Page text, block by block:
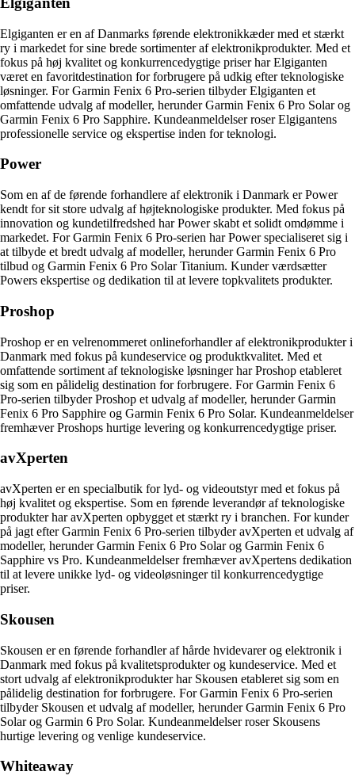
Elgiganten er en af Danmarks førende elektronikkæder med et stærkt
ry i markedet for sine brede sortimenter af elektronikprodukter. Med et
fokus på høj kvalitet og konkurrencedygtige priser har Elgiganten
været en favoritdestination for forbrugere på udkig efter teknologiske
løsninger. For Garmin Fenix 6 Pro-serien tilbyder Elgiganten et
omfattende udvalg af modeller, herunder Garmin Fenix 6 Pro Solar og
Garmin Fenix 6 Pro Sapphire. Kundeanmeldelser roser Elgigantens
professionelle service og ekspertise inden for teknologi.
Power
Som en af de førende forhandlere af elektronik i Danmark er Power
kendt for sit store udvalg af højteknologiske produkter. Med fokus på
innovation og kundetilfredshed har Power skabt et solidt omdømme i
markedet. For Garmin Fenix 6 Pro-serien har Power specialiseret sig i
at tilbyde et bredt udvalg af modeller, herunder Garmin Fenix 6 Pro
tilbud og Garmin Fenix 6 Pro Solar Titanium. Kunder værdsætter
Powers ekspertise og dedikation til at levere topkvalitets produkter.
Proshop
Proshop er en velrenommeret onlineforhandler af elektronikprodukter i
Danmark med fokus på kundeservice og produktkvalitet. Med et
omfattende sortiment af teknologiske løsninger har Proshop etableret
sig som en pålidelig destination for forbrugere. For Garmin Fenix 6
Pro-serien tilbyder Proshop et udvalg af modeller, herunder Garmin
Fenix 6 Pro Sapphire og Garmin Fenix 6 Pro Solar. Kundeanmeldelser
fremhæver Proshops hurtige levering og konkurrencedygtige priser.
avXperten
avXperten er en specialbutik for lyd- og videoutstyr med et fokus på
høj kvalitet og ekspertise. Som en førende leverandør af teknologiske
produkter har avXperten opbygget et stærkt ry i branchen. For kunder
på jagt efter Garmin Fenix 6 Pro-serien tilbyder avXperten et udvalg af
modeller, herunder Garmin Fenix 6 Pro Solar og Garmin Fenix 6
Sapphire vs Pro. Kundeanmeldelser fremhæver avXpertens dedikation
til at levere unikke lyd- og videoløsninger til konkurrencedygtige
priser.
Skousen
Skousen er en førende forhandler af hårde hvidevarer og elektronik i
Danmark med fokus på kvalitetsprodukter og kundeservice. Med et
stort udvalg af elektronikprodukter har Skousen etableret sig som en
pålidelig destination for forbrugere. For Garmin Fenix 6 Pro-serien
tilbyder Skousen et udvalg af modeller, herunder Garmin Fenix 6 Pro
Solar og Garmin 6 Pro Solar. Kundeanmeldelser roser Skousens
hurtige levering og venlige kundeservice.
Whiteaway